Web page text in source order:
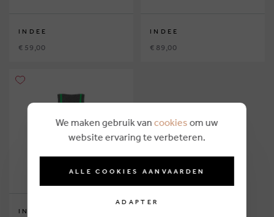
INDEE
€ 59,00
INDEE
€ 89,00
INDEE
We maken gebruik van cookies om uw
website ervaring te verbeteren.
ALLE COOKIES AANVAARDEN
ADAPTER